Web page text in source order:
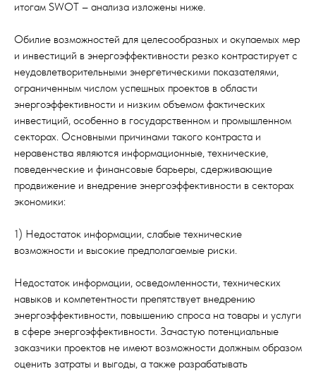
итогам SWOT – анализа изложены ниже.
Обилие возможностей для целесообразных и окупаемых мер
и инвестиций в энергоэффективности резко контрастирует с
неудовлетворительными энергетическими показателями,
ограниченным числом успешных проектов в области
энергоэффективности и низким объемом фактических
инвестиций, особенно в государственном и промышленном
секторах. Основными причинами такого контраста и
неравенства являются информационные, технические,
поведенческие и финансовые барьеры, сдерживающие
продвижение и внедрение энергоэффективности в секторах
экономики:
1) Недостаток информации, слабые технические
возможности и высокие предполагаемые риски.
Недостаток информации, осведомленности, технических
навыков и компетентности препятствует внедрению
энергоэффективности, повышению спроса на товары и услуги
в сфере энергоэффективности. Зачастую потенциальные
заказчики проектов не имеют возможности должным образом
оценить затраты и выгоды, а также разрабатывать